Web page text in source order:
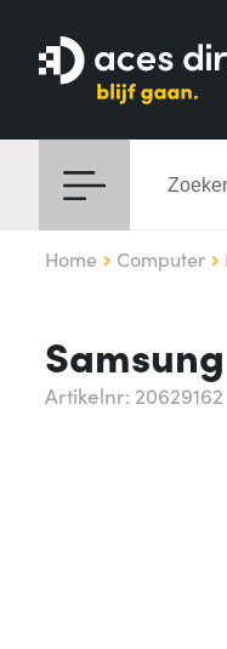
Home Computer
Artikelnr: 20629162